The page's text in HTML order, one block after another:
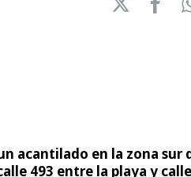
acantilado en la zona sur
493 entre la playa y